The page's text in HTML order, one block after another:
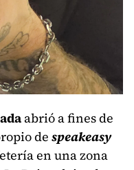
abrió a fines de
de speakeasy
en una zona